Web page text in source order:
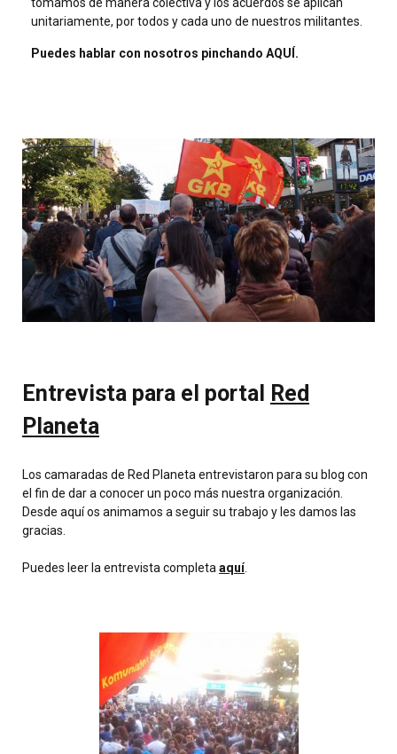
unitariamente, por todos y cada uno de nuestros militantes.
Puedes hablar con nosotros pinchando AQUÍ.
Entrevista para el portal
Red
Planeta
Los camaradas de Red Planetaentrevistaron para su blog con
el fin de dar a conocer un poco más nuestra organización.
Desde aquí os animamos a seguir su trabajo y les damos las
gracias.
Puedes leer la entrevista completaaquí.